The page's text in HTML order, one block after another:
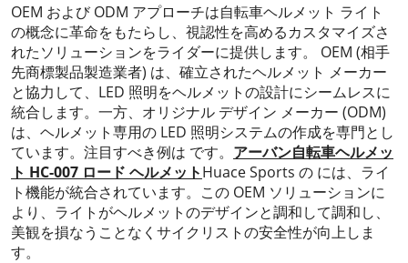
OEM および ODM アプローチは自転車ヘルメット ライト
の概念に革命をもたらし、視認性を高めるカスタマイズさ
れたソリューションをライダーに提供します。 OEM (相手
先商標製品製造業者) は、確立されたヘルメット メーカー
と協力して、LED 照明をヘルメットの設計にシームレスに
統合します。一方、オリジナル デザイン メーカー (ODM)
は、ヘルメット専用の LED 照明システムの作成を専門とし
ています。注目すべき例は です。 アーバン自転車ヘルメッ
ト HC-007 ロード ヘルメットHuace Sports の には、ライ
ト機能が統合されています。この OEM ソリューションに
より、ライトがヘルメットのデザインと調和して調和し、
美観を損なうことなくサイクリストの安全性が向上しま
す。